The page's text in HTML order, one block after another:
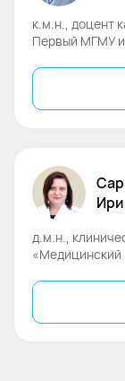
к.м.н., доцент
Первый МГМУ
д.м.н.,
«Медицинский